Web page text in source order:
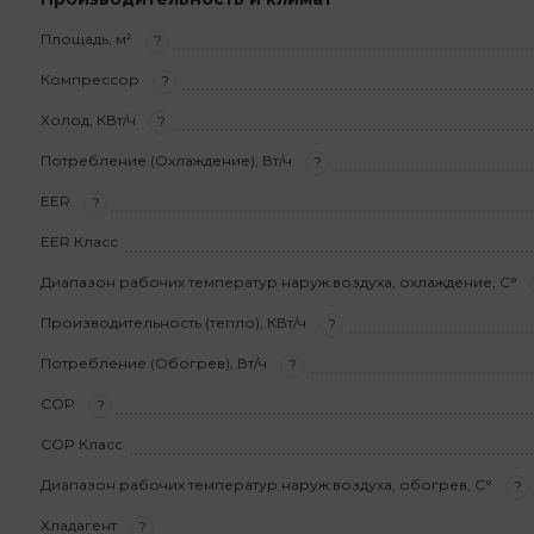
Площадь, м² ?
Компрессор ?
Холод, КВт/ч ?
Потребление (Охлаждение), Вт/ч ?
EER ?
EER Класс
Диапазон рабочих температур наруж.воздуха, охлаждение, С°
Производительность (тепло), КВт/ч ?
Потребление (Обогрев), Вт/ч ?
COP ?
COP Класс
Диапазон рабочих температур наруж.воздуха, обогрев, С° ?
Хладагент ?